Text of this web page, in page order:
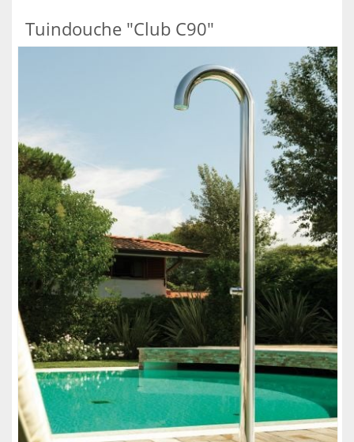
Tuindouche "Club C90"